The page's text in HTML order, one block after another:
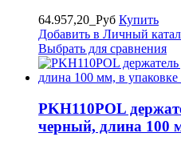
64.957,20_Руб Купить
Добавить в Личный
Выбрать для сравнения
PKH110POL
черный, длина 100